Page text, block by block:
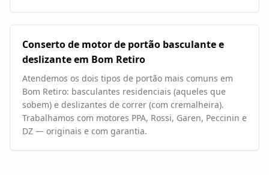
Conserto de motor de portão basculante e
deslizante em Bom Retiro
Atendemos os dois tipos de portão mais comuns em
Bom Retiro: basculantes residenciais (aqueles que
sobem) e deslizantes de correr (com cremalheira).
Trabalhamos com motores PPA, Rossi, Garen, Peccinin e
DZ — originais e com garantia.